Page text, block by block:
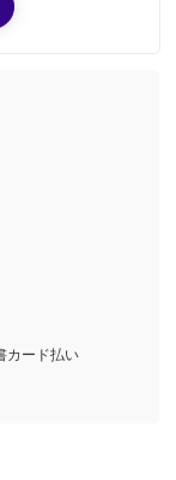
カード払い